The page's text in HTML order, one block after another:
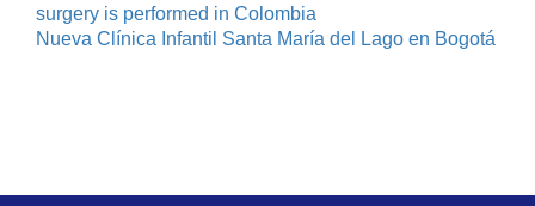
surgery is performed in Colombia
Nueva Clínica Infantil Santa María del Lago en Bogotá